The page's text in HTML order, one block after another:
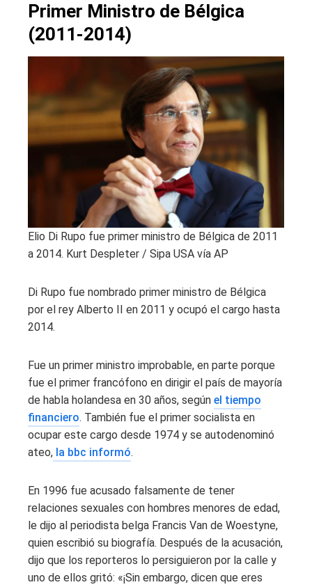
Primer Ministro de Bélgica
(2011-2014)
Elio Di Rupo fue primer ministro de Bélgica de 2011
a 2014. Kurt Despleter / Sipa USA vía AP
Di Rupo fue nombrado primer ministro de Bélgica
por el rey Alberto II en 2011 y ocupó el cargo hasta
2014.
Fue un primer ministro improbable, en parte porque
fue el primer francófono en dirigir el país de mayoría
de habla holandesa en 30 años, según el tiempo
financiero. También fue el primer socialista en
ocupar este cargo desde 1974 y se autodenominó
ateo, la bbc informó.
En 1996 fue acusado falsamente de tener
relaciones sexuales con hombres menores de edad,
le dijo al periodista belga Francis Van de Woestyne,
quien escribió su biografía. Después de la acusación,
dijo que los reporteros lo persiguieron por la calle y
uno de ellos gritó: «¡Sin embargo, dicen que eres